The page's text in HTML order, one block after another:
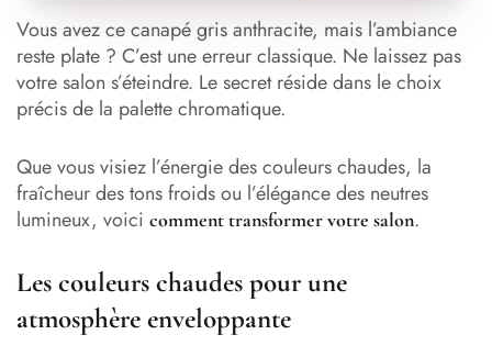
Vous avez ce canapé gris anthracite, mais l’ambiance
reste plate ? C’est une erreur classique. Ne laissez pas
votre salon s’éteindre. Le secret réside dans le choix
précis de la palette chromatique.
Que vous visiez l’énergie des couleurs chaudes, la
fraîcheur des tons froids ou l’élégance des neutres
lumineux, voici comment transformer votre salon.
Les couleurs chaudes pour une
atmosphère enveloppante